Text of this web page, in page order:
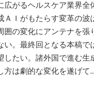
広がるヘルスケア業界
ＡＩがもたらす変革の
囲の変化にアンテナを
い。最終回となる本稿
したい。諸外国で進む
方は劇的な変化を遂げて